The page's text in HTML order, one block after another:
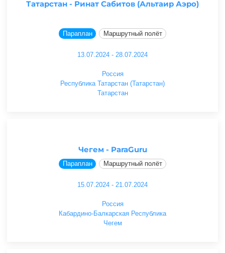
Татарстан - Ринат Сабитов (Альтаир Аэро)
Параплан Маршрутный полёт
13.07.2024 - 28.07.2024
Россия
Республика Татарстан (Татарстан)
Татарстан
Чегем - ParaGuru
Параплан Маршрутный полёт
15.07.2024 - 21.07.2024
Россия
Кабардино-Балкарская Республика
Чегем